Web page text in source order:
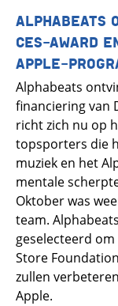
ALPHABEATS
CES-AWARD
APPLE-
Alphabeats
financiering van
richt zich nu op
topsporters die
muziek en het
mentale
Oktober was
team.
geselecteerd
Store
zullen
Apple.